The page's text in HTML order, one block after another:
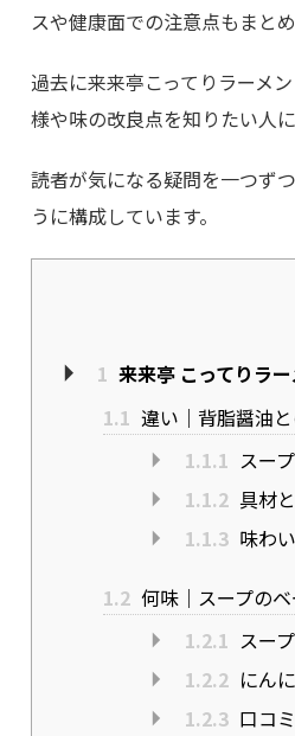
スや健康面での注意点もまとめ
過去に来来亭こってりラーメ
様や味の改良点を知りたい人
読者が気になる疑問を一つず
うに構成しています。
1 来来亭 こってりラ
1.1 違い｜背脂醤油
1.1.1 スー
1.1.2 具材
1.1.3 味わ
1.2 何味｜スープの
1.2.1 スー
1.2.2 にん
1.2.3 口コ